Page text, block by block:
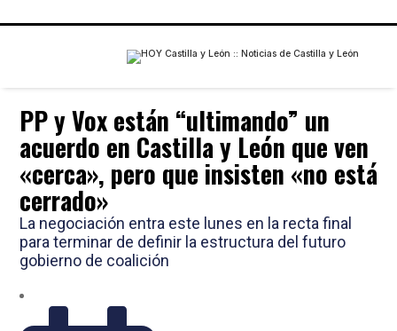
PP y Vox están “ultimando” un
acuerdo en Castilla y León que ven
«cerca», pero que insisten «no está
cerrado»
La negociación entra este lunes en la recta final
para terminar de definir la estructura del futuro
gobierno de coalición